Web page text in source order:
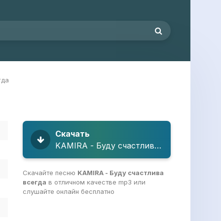
Скачать
KAMIRA - Буду счастлива всегда
Скачайте песню KAMIRA - Буду счастлива
всегда в отличном качестве mp3 или
слушайте онлайн бесплатно